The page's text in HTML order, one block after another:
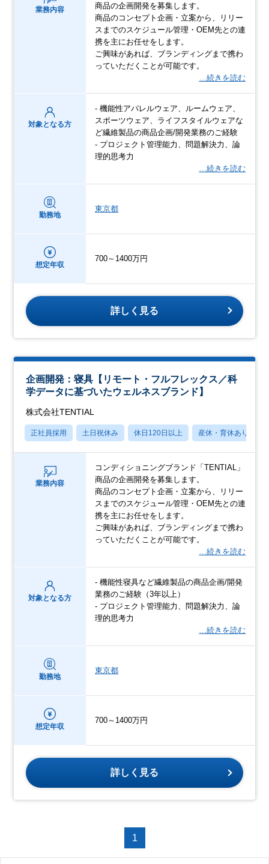
業務内容
商品の企画開発を募集します。
商品のコンセプト企画・立案から、リリー
スまでのスケジュール管理・OEM先との連
携を主にお任せをします。
ご興味があれば、ブランディングまで携わ
っていただくことが可能です。
…続きを読む
対象となる方
- 機能性アパレルウェア、ルームウェア、
スポーツウェア、ライフスタイルウェアな
ど繊維製品の商品企画/開発業務のご経験
- プロジェクト管理能力、問題解決力、論
理的思考力
…続きを読む
勤務地
東京都
想定年収
700～1400万円
詳しく見る
企画開発：寝具【リモート・フルフレックス／科
学データに基づいたウェルネスブランド】
株式会社TENTIAL
正社員採用 土日祝休み 休日120日以上 産休・育休あり
業務内容
コンディショニングブランド「TENTIAL」
商品の企画開発を募集します。
商品のコンセプト企画・立案から、リリー
スまでのスケジュール管理・OEM先との連
携を主にお任せをします。
ご興味があれば、ブランディングまで携わ
っていただくことが可能です。
…続きを読む
対象となる方
- 機能性寝具など繊維製品の商品企画/開発
業務のご経験（3年以上）
- プロジェクト管理能力、問題解決力、論
理的思考力
…続きを読む
勤務地
東京都
想定年収
700～1400万円
詳しく見る
1